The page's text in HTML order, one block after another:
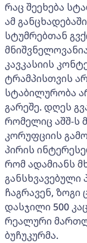
რაც შეეხება
ამ
სტუმრებთან
კავკასიის
ტრამპისთვის
სტაბილურობა
გარეშე. დღეს
რომელიც აშშ-ს
კორუფციის
პირის
რომ ადამიანს
განსხვავებული
ჩაგრავენ, ზოგი
დასჯილი 500
რეალური
ბუჩუკურმა.